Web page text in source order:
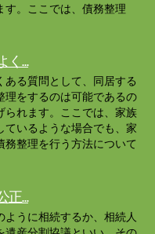
す。ここでは、債務整理
く...
ある質問として、同居する
理をするのは可能であるの
られます。ここでは、家族
ているような場合でも、家
務整理を行う方法について
正...
うに相続するか、相続人